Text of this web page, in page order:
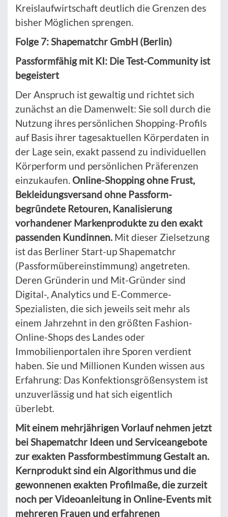
Kreislaufwirtschaft deutlich die Grenzen des
bisher Möglichen sprengen.
Folge 7: Shapematchr GmbH (Berlin)
Passformfähig mit KI: Die Test-Community ist
begeistert
Der Anspruch ist gewaltig und richtet sich
zunächst an die Damenwelt: Sie soll durch die
Nutzung ihres persönlichen Shopping-Profils
auf Basis ihrer tagesaktuellen Körperdaten in
der Lage sein, exakt passend zu individuellen
Körperform und persönlichen Präferenzen
einzukaufen. Online-Shopping ohne Frust,
Bekleidungsversand ohne Passform-
begründete Retouren, Kanalisierung
vorhandener Markenprodukte zu den exakt
passenden Kundinnen. Mit dieser Zielsetzung
ist das Berliner Start-up Shapematchr
(Passformübereinstimmung) angetreten.
Deren Gründerin und Mit-Gründer sind
Digital-, Analytics und E-Commerce-
Spezialisten, die sich jeweils seit mehr als
einem Jahrzehnt in den größten Fashion-
Online-Shops des Landes oder
Immobilienportalen ihre Sporen verdient
haben. Sie und Millionen Kunden wissen aus
Erfahrung: Das Konfektionsgrößensystem ist
unzuverlässig und hat sich eigentlich
überlebt.
Mit einem mehrjährigen Vorlauf nehmen jetzt
bei Shapematchr Ideen und Serviceangebote
zur exakten Passformbestimmung Gestalt an.
Kernprodukt sind ein Algorithmus und die
gewonnenen exakten Profilmaße, die zurzeit
noch per Videoanleitung in Online-Events mit
mehreren Frauen und erfahrenen